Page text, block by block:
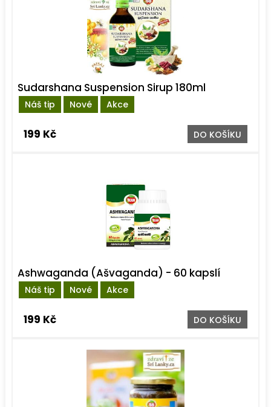
Náš tip Nové Akce
Sudarshana Suspension Sirup 180ml
199 Kč DO KOŠÍKU
Náš tip Nové Akce
Ashwaganda (Ašvaganda) - 60 kapslí
199 Kč DO KOŠÍKU